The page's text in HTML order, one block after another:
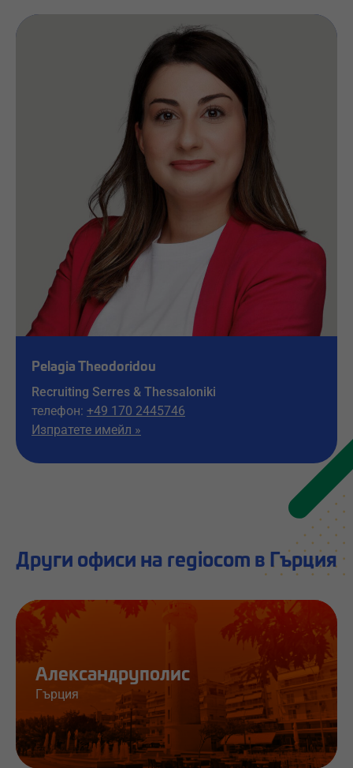
Pelagia Theodoridou
Recruiting Serres & Thessaloniki
телефон: +49 170 2445746
Изпратете имейл »
Други офиси на regiocom в Гърция
Александруполис
Гърция